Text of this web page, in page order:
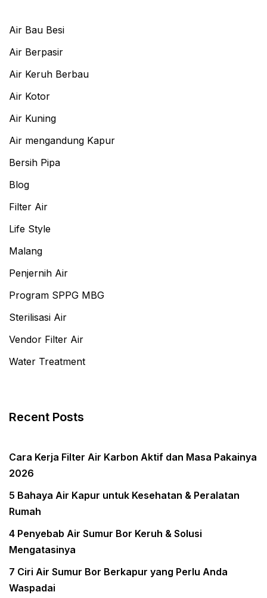
Air Bau Besi
Air Berpasir
Air Keruh Berbau
Air Kotor
Air Kuning
Air mengandung Kapur
Bersih Pipa
Blog
Filter Air
Life Style
Malang
Penjernih Air
Program SPPG MBG
Sterilisasi Air
Vendor Filter Air
Water Treatment
Recent Posts
Cara Kerja Filter Air Karbon Aktif dan Masa Pakainya
2026
5 Bahaya Air Kapur untuk Kesehatan & Peralatan
Rumah
4 Penyebab Air Sumur Bor Keruh & Solusi
Mengatasinya
7 Ciri Air Sumur Bor Berkapur yang Perlu Anda
Waspadai